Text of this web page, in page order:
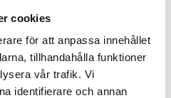
cookies
för att anpassa innehållet
tillhandahålla funktioner
vår trafik. Vi
identifierare och annan